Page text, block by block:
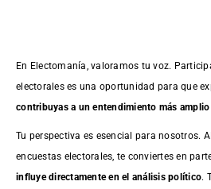
En Electomanía, valoramos tu voz.
electorales es una oportunidad para que
contribuyas a un entendimiento más
Tu perspectiva es esencial para nosotros.
encuestas electorales, te conviertes en
influye directamente en el análisis político.